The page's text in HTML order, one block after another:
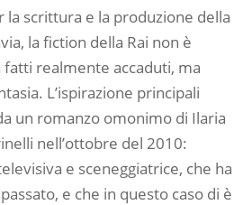
scrittura e la produzione della
la fiction della Rai non è
realmente accaduti, ma
L’ispirazione principali
un romanzo omonimo di Ilaria
nell’ottobre del 2010:
e sceneggiatrice, che ha
e che in questo caso di è